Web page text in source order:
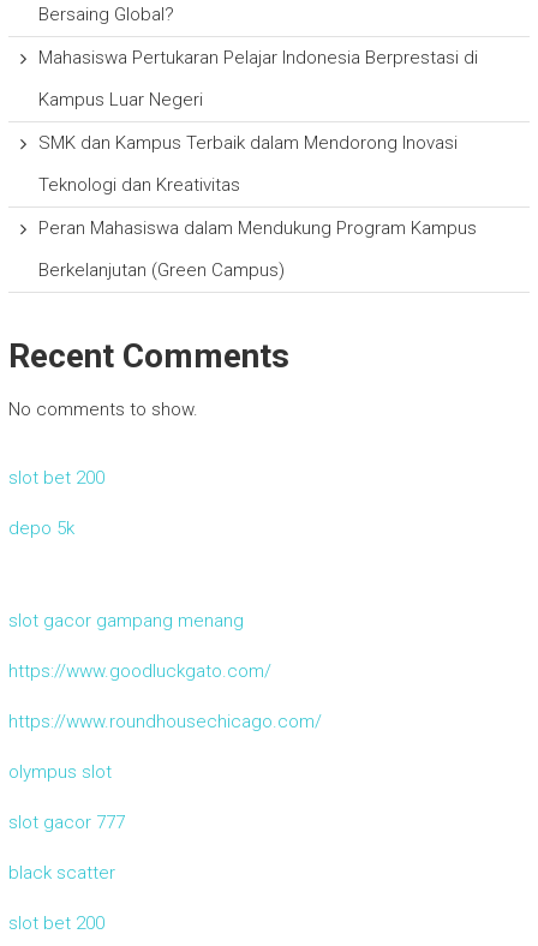
Bersaing Global?
Mahasiswa Pertukaran Pelajar Indonesia Berprestasi di
Kampus Luar Negeri
SMK dan Kampus Terbaik dalam Mendorong Inovasi
Teknologi dan Kreativitas
Peran Mahasiswa dalam Mendukung Program Kampus
Berkelanjutan (Green Campus)
Recent Comments
No comments to show.
slot bet 200
depo 5k
slot gacor gampang menang
https://www.goodluckgato.com/
https://www.roundhousechicago.com/
olympus slot
slot gacor 777
black scatter
slot bet 200